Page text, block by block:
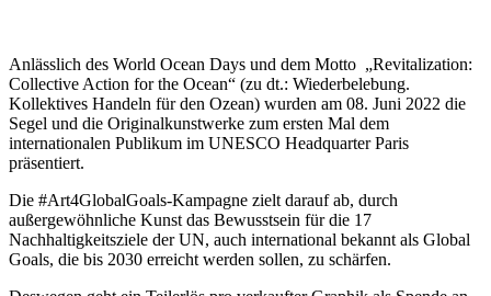
Anlässlich des World Ocean Days und dem Motto „Revitalization:
Collective Action for the Ocean“ (zu dt.: Wiederbelebung.
Kollektives Handeln für den Ozean) wurden am 08. Juni 2022 die
Segel und die Originalkunstwerke zum ersten Mal dem
internationalen Publikum im UNESCO Headquarter Paris
präsentiert.
Die #Art4GlobalGoals-Kampagne zielt darauf ab, durch
außergewöhnliche Kunst das Bewusstsein für die 17
Nachhaltigkeitsziele der UN, auch international bekannt als Global
Goals, die bis 2030 erreicht werden sollen, zu schärfen.